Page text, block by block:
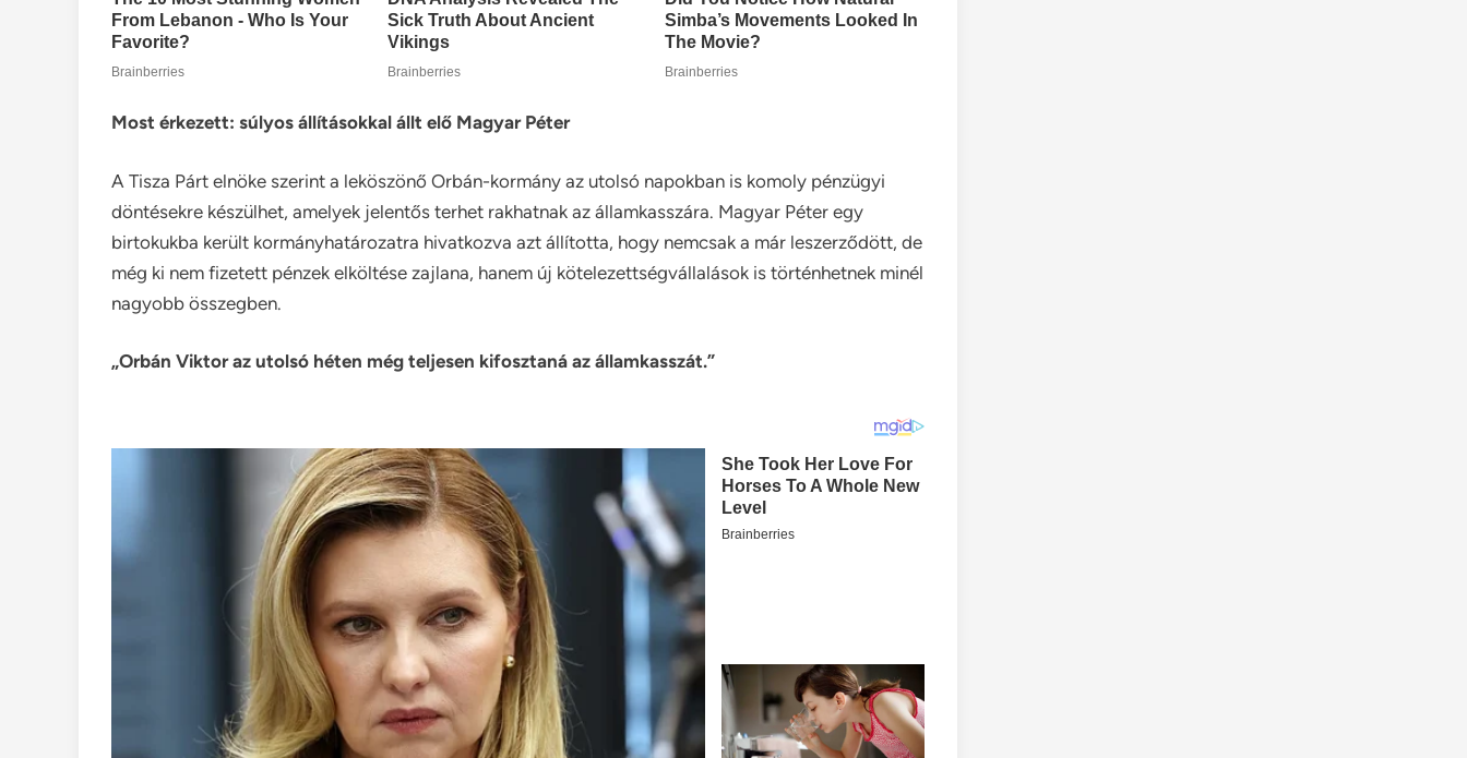
Most érkezett: súlyos állításokkal állt elő Magyar Péter
A Tisza Párt elnöke szerint a leköszönő Orbán-kormány az utolsó napokban is komoly pénzügyi
döntésekre készülhet, amelyek jelentős terhet rakhatnak az államkasszára. Magyar Péter egy
birtokukba került kormányhatározatra hivatkozva azt állította, hogy nemcsak a már leszerződött, de
még ki nem fizetett pénzek elköltése zajlana, hanem új kötelezettségvállalások is történhetnek minél
nagyobb összegben.
„Orbán Viktor az utolsó héten még teljesen kifosztaná az államkasszát.”